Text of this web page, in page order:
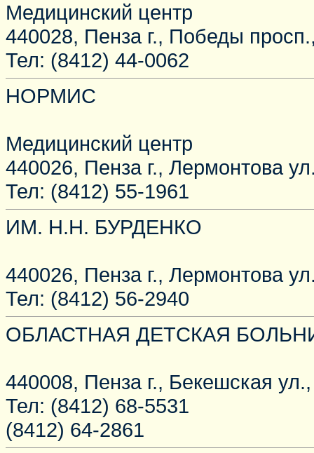
Медицинский центр
440028, Пенза г., Победы
Тел: (8412) 44-0062
НОРМИС
Медицинский центр
440026, Пенза г., Лермонтова
Тел: (8412) 55-1961
ИМ. Н.Н. БУРДЕНКО
440026, Пенза г., Лермонтова
Тел: (8412) 56-2940
ОБЛАСТНАЯ ДЕТСКАЯ
440008, Пенза г., Бекешская
Тел: (8412) 68-5531
(8412) 64-2861